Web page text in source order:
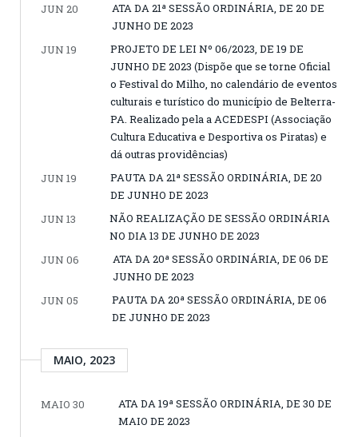
JUN 20
ATA DA 21ª SESSÃO ORDINÁRIA, DE 20 DE
JUNHO DE 2023
JUN 19
PROJETO DE LEI Nº 06/2023, DE 19 DE
JUNHO DE 2023 (Dispõe que se torne Oficial
o Festival do Milho, no calendário de eventos
culturais e turístico do município de Belterra-
PA. Realizado pela a ACEDESPI (Associação
Cultura Educativa e Desportiva os Piratas) e
dá outras providências)
JUN 19
PAUTA DA 21ª SESSÃO ORDINÁRIA, DE 20
DE JUNHO DE 2023
JUN 13
NÃO REALIZAÇÃO DE SESSÃO ORDINÁRIA
NO DIA 13 DE JUNHO DE 2023
JUN 06
ATA DA 20ª SESSÃO ORDINÁRIA, DE 06 DE
JUNHO DE 2023
JUN 05
PAUTA DA 20ª SESSÃO ORDINÁRIA, DE 06
DE JUNHO DE 2023
MAIO, 2023
MAIO 30
ATA DA 19ª SESSÃO ORDINÁRIA, DE 30 DE
MAIO DE 2023